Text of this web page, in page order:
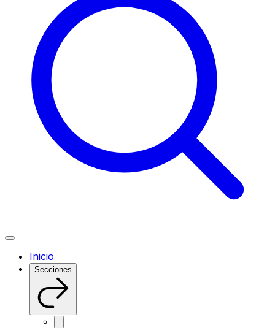
Inicio
Secciones